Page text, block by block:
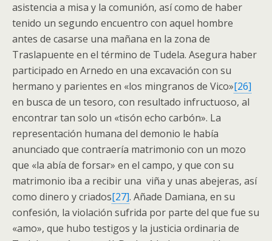
asistencia a misa y la comunión, así como de haber
tenido un segundo encuentro con aquel hombre
antes de casarse una mañana en la zona de
Traslapuente en el término de Tudela. Asegura haber
participado en Arnedo en una excavación con su
hermano y parientes en «los mingranos de Vico»[26]
en busca de un tesoro, con resultado infructuoso, al
encontrar tan solo un «tisón echo carbón». La
representación humana del demonio le había
anunciado que contraería matrimonio con un mozo
que «la abía de forsar» en el campo, y que con su
matrimonio iba a recibir una viña y unas abejeras, así
como dinero y criados[27]. Añade Damiana, en su
confesión, la violación sufrida por parte del que fue su
«amo», que hubo testigos y la justicia ordinaria de